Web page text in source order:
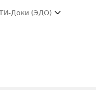
Доки (ЭДО)